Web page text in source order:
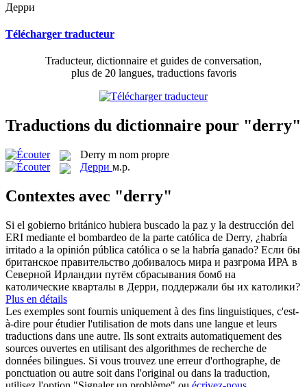
Дерри
Télécharger traducteur
Traducteur, dictionnaire et guides de conversation,
plus de 20 langues, traductions favoris
Traductions du dictionnaire pour "derry"
Derry m nom propre
Дерри м.р.
Contextes avec "derry"
Si el gobierno británico hubiera buscado la paz y la destrucción del
ERI mediante el bombardeo de la parte católica de Derry, ¿habría
irritado a la opinión pública católica o se la habría ganado? Если бы
британское правительство добивалось мира и разгрома ИРА в
Северной Ирландии путём сбрасывания бомб на
католические кварталы в Дерри, поддержали бы их католики?
Plus en détails
Les exemples sont fournis uniquement à des fins linguistiques, c'est-
à-dire pour étudier l'utilisation de mots dans une langue et leurs
traductions dans une autre. Ils sont extraits automatiquement des
sources ouvertes en utilisant des algorithmes de recherche de
données bilingues. Si vous trouvez une erreur d'orthographe, de
ponctuation ou autre soit dans l'original ou dans la traduction,